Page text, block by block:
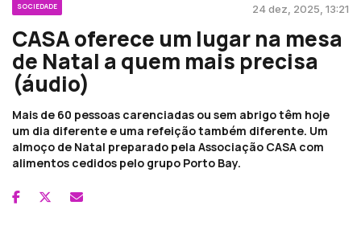
SOCIEDADE 24 dez, 2025, 13:21
CASA oferece um lugar na mesa
de Natal a quem mais precisa
(áudio)
Mais de 60 pessoas carenciadas ou sem abrigo têm hoje
um dia diferente e uma refeição também diferente. Um
almoço de Natal preparado pela Associação CASA com
alimentos cedidos pelo grupo Porto Bay.